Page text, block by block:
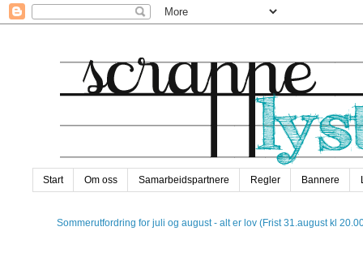
Start Om oss Samarbeidspartnere Regler Bannere
Sommerutfordring for juli og august - alt er lov (Frist 31.august kl